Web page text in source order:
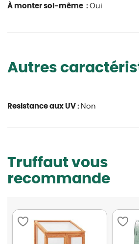
À monter soi-même : Oui
Autres
Resistance aux UV : Non
Truffaut vous
recommande